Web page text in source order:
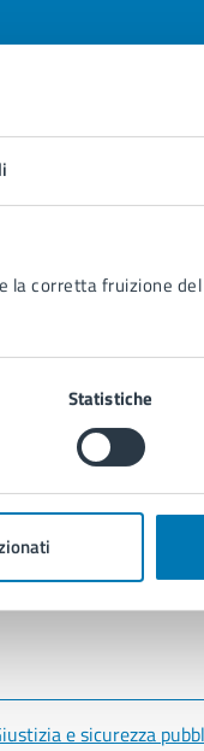
la corretta fruizione
Statistiche
e sicurezza